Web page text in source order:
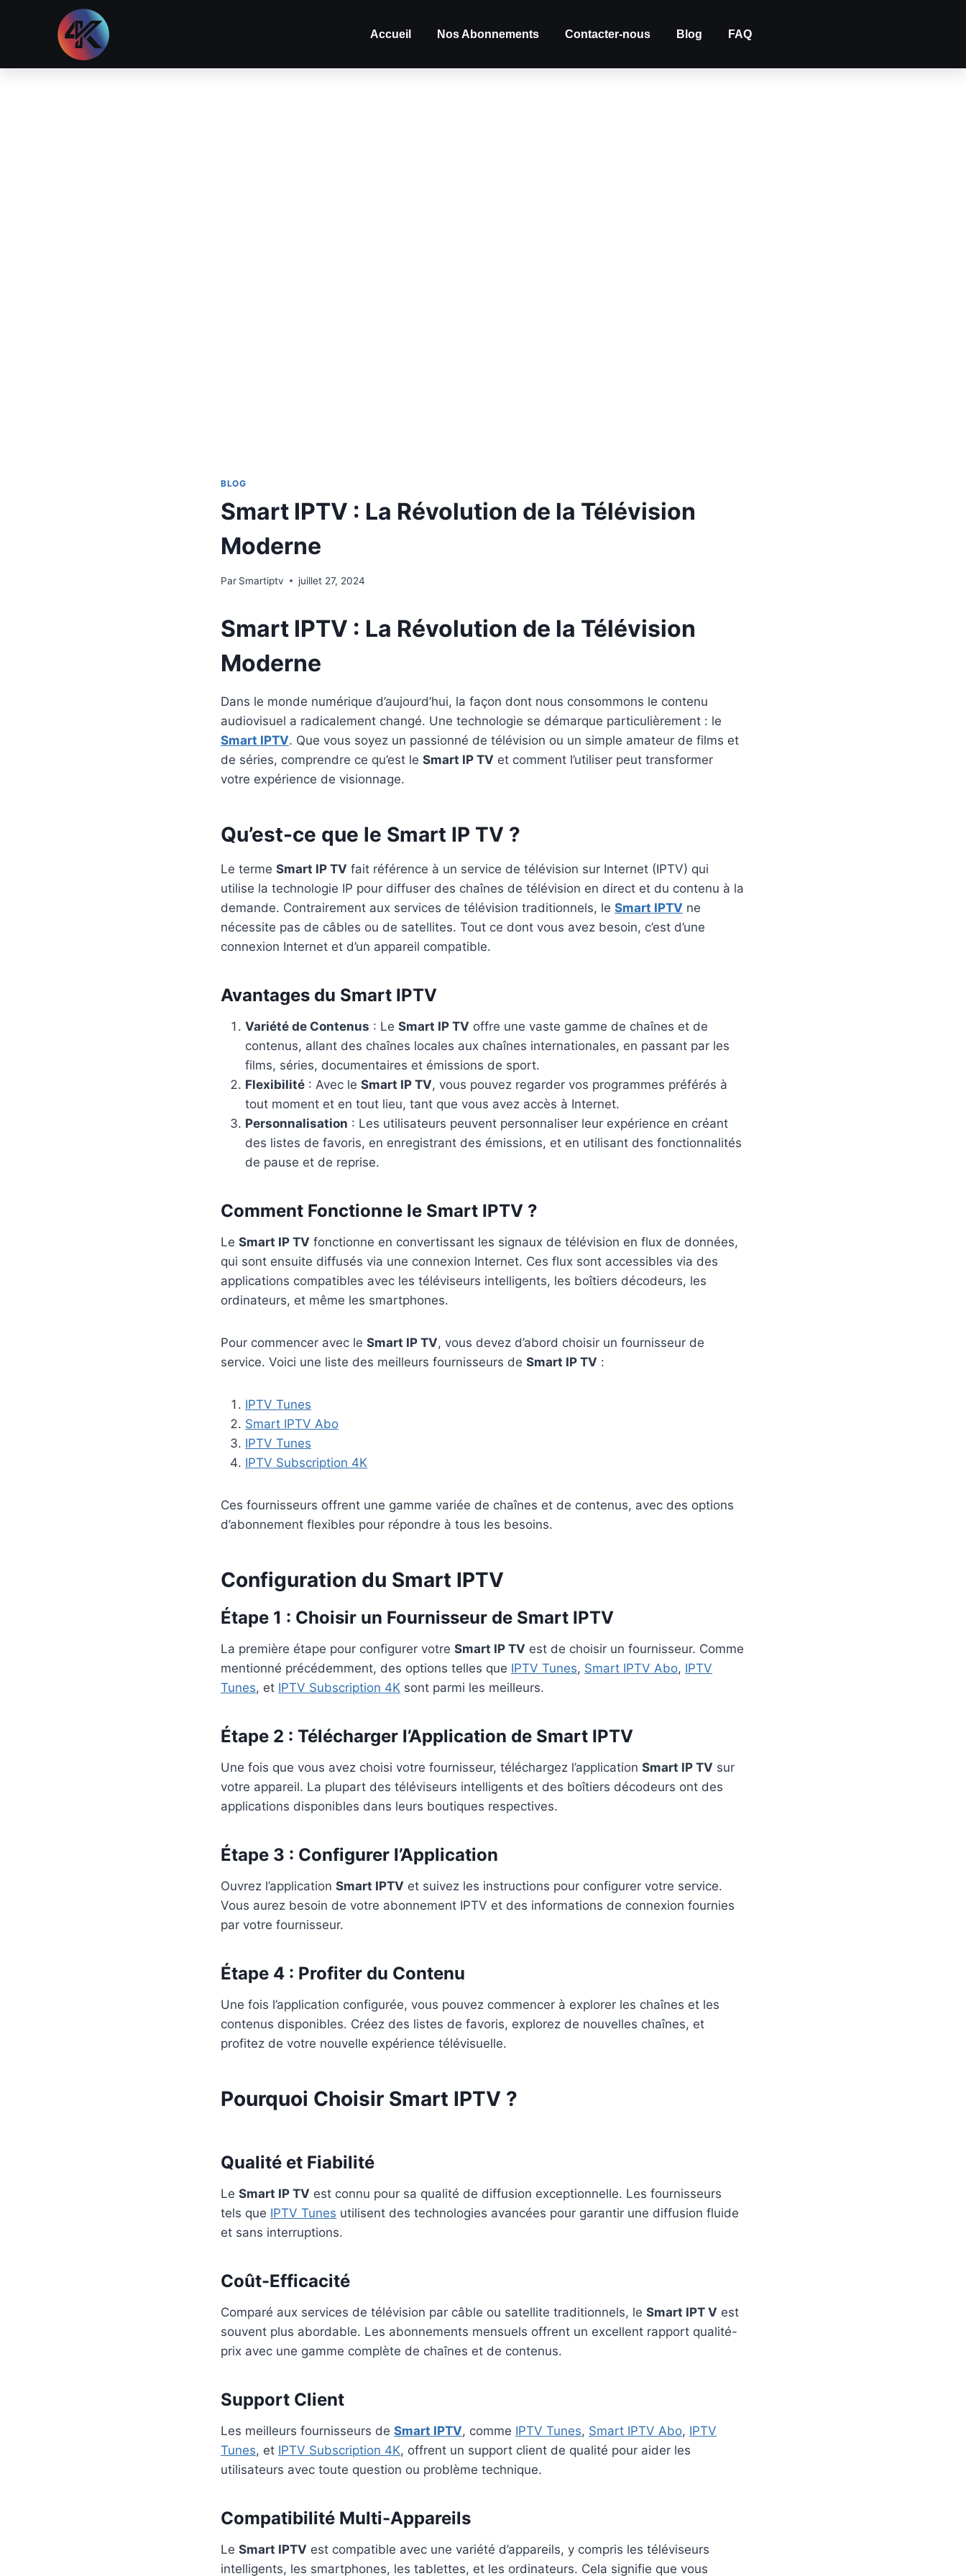
Accueil Nos Abonnements Contacter-nous Blog FAQ
BLOG
Smart IPTV : La Révolution de la Télévision
Moderne
Par Smartiptv juillet 27, 2024
Smart IPTV : La Révolution de la Télévision
Moderne
Dans le monde numérique d’aujourd’hui, la façon dont nous consommons le contenu
audiovisuel a radicalement changé. Une technologie se démarque particulièrement : le
Smart IPTV. Que vous soyez un passionné de télévision ou un simple amateur de films et
de séries, comprendre ce qu’est le Smart IP TV et comment l’utiliser peut transformer
votre expérience de visionnage.
Qu’est-ce que le Smart IP TV ?
Le terme Smart IP TV fait référence à un service de télévision sur Internet (IPTV) qui
utilise la technologie IP pour diffuser des chaînes de télévision en direct et du contenu à la
demande. Contrairement aux services de télévision traditionnels, le Smart IPTV ne
nécessite pas de câbles ou de satellites. Tout ce dont vous avez besoin, c’est d’une
connexion Internet et d’un appareil compatible.
Avantages du Smart IPTV
Variété de Contenus : Le Smart IP TV offre une vaste gamme de chaînes et de
contenus, allant des chaînes locales aux chaînes internationales, en passant par les
films, séries, documentaires et émissions de sport.
Flexibilité : Avec le Smart IP TV, vous pouvez regarder vos programmes préférés à
tout moment et en tout lieu, tant que vous avez accès à Internet.
Personnalisation : Les utilisateurs peuvent personnaliser leur expérience en créant
des listes de favoris, en enregistrant des émissions, et en utilisant des fonctionnalités
de pause et de reprise.
Comment Fonctionne le Smart IPTV ?
Le Smart IP TV fonctionne en convertissant les signaux de télévision en flux de données,
qui sont ensuite diffusés via une connexion Internet. Ces flux sont accessibles via des
applications compatibles avec les téléviseurs intelligents, les boîtiers décodeurs, les
ordinateurs, et même les smartphones.
Pour commencer avec le Smart IP TV, vous devez d’abord choisir un fournisseur de
service. Voici une liste des meilleurs fournisseurs de Smart IP TV :
IPTV Tunes
Smart IPTV Abo
IPTV Tunes
IPTV Subscription 4K
Ces fournisseurs offrent une gamme variée de chaînes et de contenus, avec des options
d’abonnement flexibles pour répondre à tous les besoins.
Configuration du Smart IPTV
Étape 1 : Choisir un Fournisseur de Smart IPTV
La première étape pour configurer votre Smart IP TV est de choisir un fournisseur. Comme
mentionné précédemment, des options telles que IPTV Tunes, Smart IPTV Abo, IPTV
Tunes, et IPTV Subscription 4K sont parmi les meilleurs.
Étape 2 : Télécharger l’Application de Smart IPTV
Une fois que vous avez choisi votre fournisseur, téléchargez l’application Smart IP TV sur
votre appareil. La plupart des téléviseurs intelligents et des boîtiers décodeurs ont des
applications disponibles dans leurs boutiques respectives.
Étape 3 : Configurer l’Application
Ouvrez l’application Smart IPTV et suivez les instructions pour configurer votre service.
Vous aurez besoin de votre abonnement IPTV et des informations de connexion fournies
par votre fournisseur.
Étape 4 : Profiter du Contenu
Une fois l’application configurée, vous pouvez commencer à explorer les chaînes et les
contenus disponibles. Créez des listes de favoris, explorez de nouvelles chaînes, et
profitez de votre nouvelle expérience télévisuelle.
Pourquoi Choisir Smart IPTV ?
Qualité et Fiabilité
Le Smart IP TV est connu pour sa qualité de diffusion exceptionnelle. Les fournisseurs
tels que IPTV Tunes utilisent des technologies avancées pour garantir une diffusion fluide
et sans interruptions.
Coût-Efficacité
Comparé aux services de télévision par câble ou satellite traditionnels, le Smart IPT V est
souvent plus abordable. Les abonnements mensuels offrent un excellent rapport qualité-
prix avec une gamme complète de chaînes et de contenus.
Support Client
Les meilleurs fournisseurs de Smart IPTV, comme IPTV Tunes, Smart IPTV Abo, IPTV
Tunes, et IPTV Subscription 4K, offrent un support client de qualité pour aider les
utilisateurs avec toute question ou problème technique.
Compatibilité Multi-Appareils
Le Smart IPTV est compatible avec une variété d’appareils, y compris les téléviseurs
intelligents, les smartphones, les tablettes, et les ordinateurs. Cela signifie que vous